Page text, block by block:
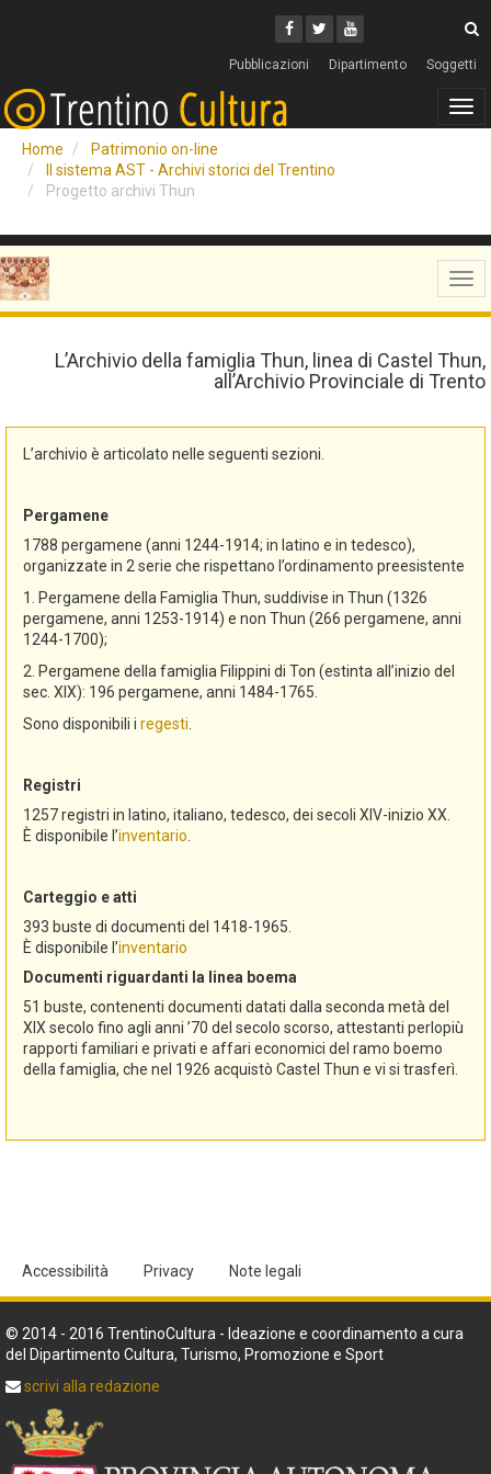
Facebook
Twitter
Youtube
Pubblicazioni Dipartimento Soggetti
Home
Patrimonio on-line
Il sistema AST - Archivi storici del Trentino
Progetto archivi Thun
L’Archivio della famiglia Thun, linea di Castel Thun,
all’Archivio Provinciale di Trento
L’archivio è articolato nelle seguenti sezioni.
Pergamene
1788 pergamene (anni 1244-1914; in latino e in tedesco),
organizzate in 2 serie che rispettano l’ordinamento preesistente
1. Pergamene della Famiglia Thun, suddivise in Thun (1326
pergamene, anni 1253-1914) e non Thun (266 pergamene, anni
1244-1700);
2. Pergamene della famiglia Filippini di Ton (estinta all’inizio del
sec. XIX): 196 pergamene, anni 1484-1765.
Sono disponibili i regesti
Registri
1257 registri in latino, italiano, tedesco, dei secoli XIV-inizio XX.
È disponibile l’inventario
Carteggio e atti
393 buste di documenti del 1418-1965.
È disponibile l’inventario
Documenti riguardanti la linea boema
51 buste, contenenti documenti datati dalla seconda metà del
XIX secolo fino agli anni ’70 del secolo scorso, attestanti perlopiù
rapporti familiari e privati e affari economici del ramo boemo
della famiglia, che nel 1926 acquistò Castel Thun e vi si trasferì.
Accessibilità Privacy Note legali
© 2014 - 2016 TrentinoCultura - Ideazione e coordinamento a cura
del Dipartimento Cultura, Turismo, Promozione e Sport
scrivi alla redazione